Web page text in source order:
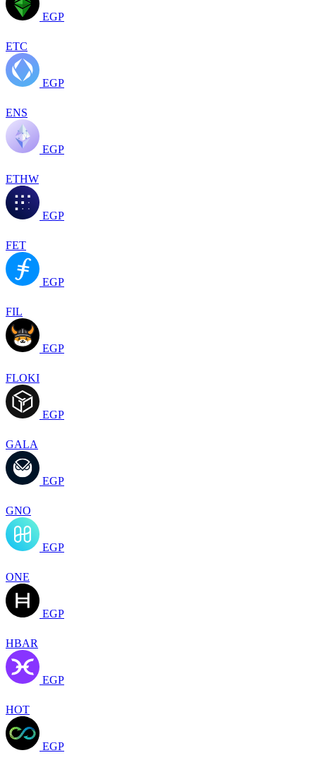
EGP
ETC
EGP
ENS
EGP
ETHW
EGP
FET
EGP
FIL
EGP
FLOKI
EGP
GALA
EGP
GNO
EGP
ONE
EGP
HBAR
EGP
HOT
EGP